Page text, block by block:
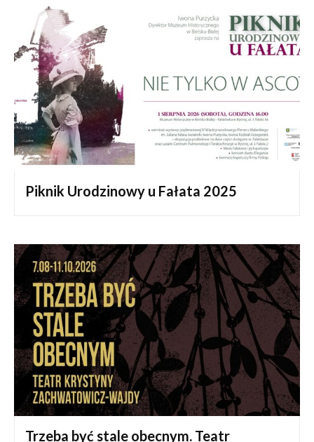
Piknik Urodzinowy u Fałata 2025
Trzeba być stale obecnym. Teatr